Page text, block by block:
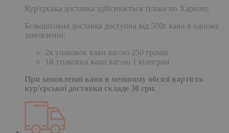
Кур'єрська доставка здійснюється тільки по Харкову.
Безкоштовна доставка доступна від 500г кави в одному
замовленні:
2х упаковок кави вагою 250 грамів
1й упаковки кави вагою 1 кілограм
При замовленні кави в меншому обсязі вартість
кур'єрської доставки складе 30 грн.